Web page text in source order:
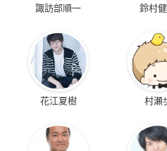
諏訪部順一 鈴村
花江夏樹 村瀬